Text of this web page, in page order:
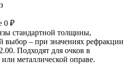
0 ₽
стандартной толщины,
выбор – при значениях рефракции
Подходят для очков в
металлической оправе.